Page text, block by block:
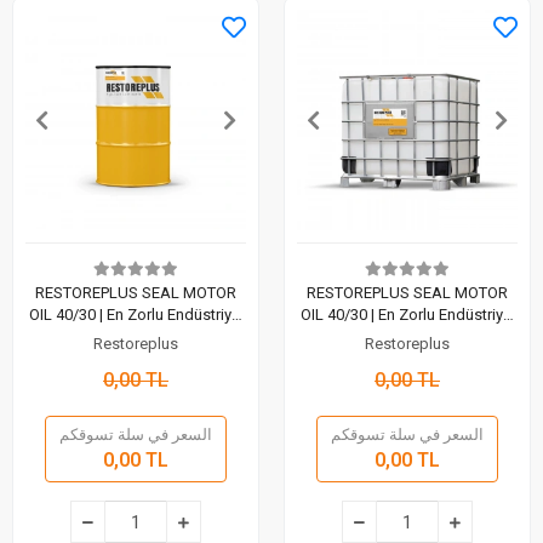
RESTOREPLUS SEAL MOTOR
OIL 40/30 | En Zorlu Endüstriyel
Koşullar İçin Maksimum Zırh
(200 Lt)
Restoreplus
0,00 TL
السعر في سلة تسوقكم
0,00 TL
RESTOREPLUS SEAL MOTOR
OIL 40/30 | En Zorlu Endüstriyel
Koşullar İçin Maksimum Zırh
(1000 Lt)
Restoreplus
0,00 TL
السعر في سلة تسوقكم
0,00 TL